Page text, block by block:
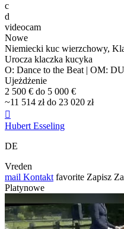
c
d
videocam
Nowe
Niemiecki kuc wierzchowy,
Urocza klaczka kucyka
O: Dance to the Beat | OM:
Ujeżdżenie
2 500 € do 5 000 €
~11 514 zł do 23 020 zł

Hubert Esseling
DE
Vreden
mail Kontakt favorite Zapisz
Platynowe